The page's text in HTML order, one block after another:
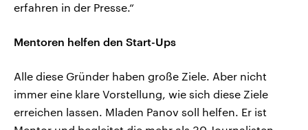
erfahren in der Presse.“
Mentoren helfen den Start-Ups
Alle diese Gründer haben große Ziele. Aber nicht
immer eine klare Vorstellung, wie sich diese Ziele
erreichen lassen. Mladen Panov soll helfen. Er ist